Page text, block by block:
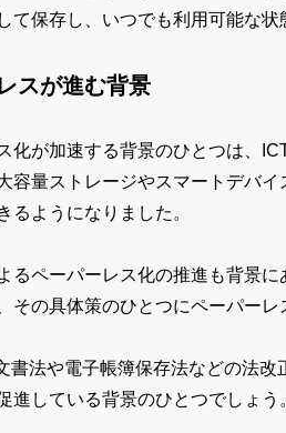
て保存し、いつでも利用可能な状
スが進む背景
化が加速する背景のひとつは、
容量ストレージやスマートデバ
るようになりました。
るペーパーレス化の推進も背景
その具体策のひとつにペーパーレ
書法や電子帳簿保存法などの法
進している背景のひとつでしょう